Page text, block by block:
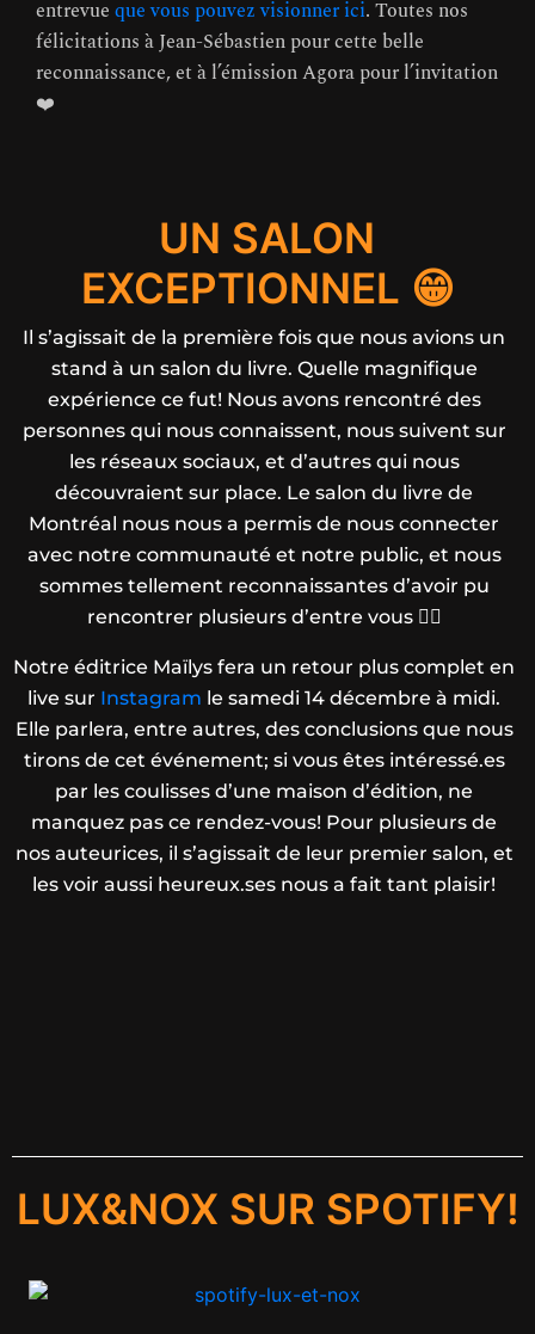
entrevue que vous pouvez visionner ici. Toutes nos
félicitations à Jean-Sébastien pour cette belle
reconnaissance, et à l’émission Agora pour l’invitation
❤️
UN SALON
EXCEPTIONNEL 😁
Il s’agissait de la première fois que nous avions un
stand à un salon du livre. Quelle magnifique
expérience ce fut! Nous avons rencontré des
personnes qui nous connaissent, nous suivent sur
les réseaux sociaux, et d’autres qui nous
découvraient sur place. Le salon du livre de
Montréal nous nous a permis de nous connecter
avec notre communauté et notre public, et nous
sommes tellement reconnaissantes d’avoir pu
rencontrer plusieurs d’entre vous ❤️‍🔥
Notre éditrice Maïlys fera un retour plus complet en
live sur Instagram le samedi 14 décembre à midi.
Elle parlera, entre autres, des conclusions que nous
tirons de cet événement; si vous êtes intéressé.es
par les coulisses d’une maison d’édition, ne
manquez pas ce rendez-vous! Pour plusieurs de
nos auteurices, il s’agissait de leur premier salon, et
les voir aussi heureux.ses nous a fait tant plaisir!
LUX&NOX SUR SPOTIFY!